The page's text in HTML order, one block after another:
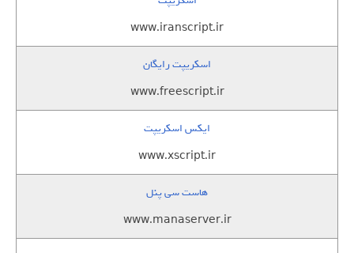
www.iranscript.ir
اسکریپت رایگان
www.freescript.ir
ایکس اسکریپت
www.xscript.ir
هاست سی پنل
www.manaserver.ir